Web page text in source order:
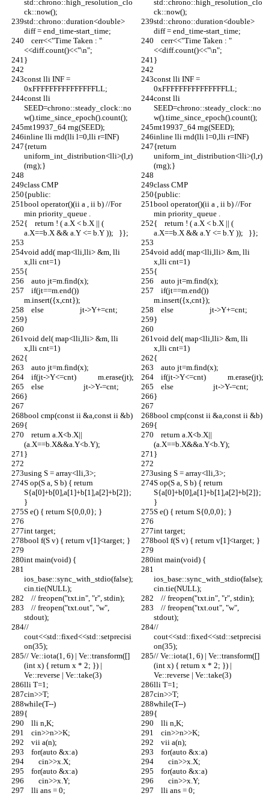
std::chrono::high_resolution_clo
ck::now();
std::chrono::high_resolution_clo
ck::now();
std::chrono::duration<double>
diff = end_time-start_time;
std::chrono::duration<double>
diff = end_time-start_time;
<<diff.count()<<"\n";
<<diff.count()<<"\n";
}
}
const lli INF =
0xFFFFFFFFFFFFFFFLL;
const lli INF =
0xFFFFFFFFFFFFFFFLL;
const lli
SEED=chrono::steady_clock::no
w().time_since_epoch().count();
const lli
SEED=chrono::steady_clock::no
w().time_since_epoch().count();
mt19937_64 rng(SEED);
mt19937_64 rng(SEED);
inline lli rnd(lli l=0,lli r=INF)
inline lli rnd(lli l=0,lli r=INF)
{return
uniform_int_distribution<lli>(l,r)
(rng);}
{return
uniform_int_distribution<lli>(l,r)
(rng);}
class CMP
class CMP
{public:
{public:
bool operator()(ii a , ii b) //For
min priority_queue .
bool operator()(ii a , ii b) //For
min priority_queue .
{    return ! ( a.X < b.X || (
a.X==b.X && a.Y <= b.Y ));   }};
{    return ! ( a.X < b.X || (
a.X==b.X && a.Y <= b.Y ));   }};
void add( map<lli,lli> &m, lli
x,lli cnt=1)
void add( map<lli,lli> &m, lli
x,lli cnt=1)
{
{
    auto jt=m.find(x);
    auto jt=m.find(x);
m.insert({x,cnt});
m.insert({x,cnt});
    else                    jt->Y+=cnt;
    else                    jt->Y+=cnt;
}
}
void del( map<lli,lli> &m, lli
x,lli cnt=1)
void del( map<lli,lli> &m, lli
x,lli cnt=1)
{
{
    auto jt=m.find(x);
    auto jt=m.find(x);
    if(jt->Y<=cnt)            m.erase(jt);
    if(jt->Y<=cnt)            m.erase(jt);
    else                      jt->Y-=cnt;
    else                      jt->Y-=cnt;
}
}
bool cmp(const ii &a,const ii &b)
bool cmp(const ii &a,const ii &b)
{
{
(a.X==b.X&&a.Y<b.Y);
(a.X==b.X&&a.Y<b.Y);
}
}
using S = array<lli,3>;
using S = array<lli,3>;
S op(S a, S b) { return
S{a[0]+b[0],a[1]+b[1],a[2]+b[2]};
}
S op(S a, S b) { return
S{a[0]+b[0],a[1]+b[1],a[2]+b[2]};
}
S e() { return S{0,0,0}; }
S e() { return S{0,0,0}; }
int target;
int target;
bool f(S v) { return v[1]<target; }
bool f(S v) { return v[1]<target; }
int main(void) { int main(void) {
ios_base::sync_with_stdio(false);
cin.tie(NULL);
ios_base::sync_with_stdio(false);
cin.tie(NULL);
    // freopen("txt.in", "r", stdin);
    // freopen("txt.in", "r", stdin);
stdout);
stdout);
//
cout<<std::fixed<<std::setprecisi
on(35);
//
cout<<std::fixed<<std::setprecisi
on(35);
// Ve::iota(1, 6) | Ve::transform([]
(int x) { return x * 2; }) |
Ve::reverse | Ve::take(3)
// Ve::iota(1, 6) | Ve::transform([]
(int x) { return x * 2; }) |
Ve::reverse | Ve::take(3)
lli T=1;
lli T=1;
cin>>T;
cin>>T;
while(T--)
while(T--)
{
{
    lli n,K;
    lli n,K;
    cin>>n>>K;
    cin>>n>>K;
    vii a(n);
    vii a(n);
    for(auto &x:a)
    for(auto &x:a)
        cin>>x.X;
        cin>>x.X;
    for(auto &x:a)
    for(auto &x:a)
        cin>>x.Y;
        cin>>x.Y;
    lli ans = 0;
    lli ans = 0;